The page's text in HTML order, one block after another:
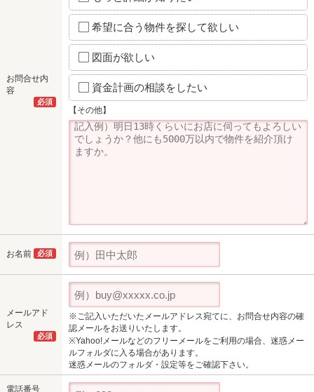
お問合せ内
容
必須
希望に合う物件を探して欲しい
図面が欲しい
資金計画の相談をしたい
【その他】
お名前 必須
メールアド
レス
必須
※ご記入いただいたメールアドレス宛てに、お問合せ内容の確
認メールをお送りいたします。
※Yahoo!メールなどのフリーメールをご利用の場合、迷惑メー
ルフォルダに入る場合があります。
迷惑メールのフォルダ・設定等をご確認下さい。
電話番号